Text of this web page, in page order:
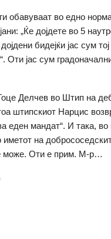
обавуваат во едно
„Ќе дојдете во 5
бидејќи јас сум
Оти јас сум
Делчев во Штип на
штипскиот Нарцис
еден мандат“. И така, во
на
може. Оти е прим. М-р…